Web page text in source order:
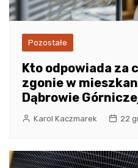
Pozostałe
Kto odpowiada za
zgonie w
Dąbrowie
Karol Kaczmarek 22